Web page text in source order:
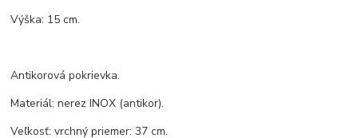
Výška: 15 cm.
Antikorová pokrievka.
Materiál: nerez INOX (antikor).
Veľkosť: vrchný priemer: 37 cm.